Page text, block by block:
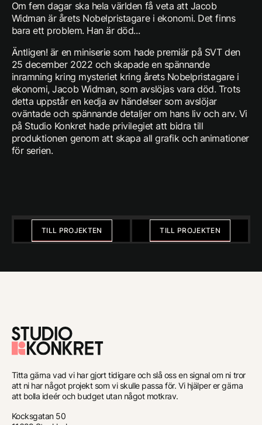
Om fem dagar ska hela världen få veta att Jacob
Widman är årets Nobelpristagare i ekonomi. Det finns
bara ett problem. Han är död...
Äntligen! är en miniserie som hade premiär på SVT den
25 december 2022 och skapade en spännande
inramning kring mysteriet kring årets Nobelpristagare i
ekonomi, Jacob Widman, som avslöjas vara död. Trots
detta uppstår en kedja av händelser som avslöjar
oväntade och spännande detaljer om hans liv och arv. Vi
på Studio Konkret hade privilegiet att bidra till
produktionen genom att skapa all grafik och animationer
för serien.
TILL PROJEKTEN TILL PROJEKTEN
förstasidan
Titta gärna vad vi har gjort tidigare och slå oss en signal om ni tror
att ni har något projekt som vi skulle passa för. Vi hjälper er gärna
att bolla ideér och budget utan något motkrav.
Kocksgatan 50